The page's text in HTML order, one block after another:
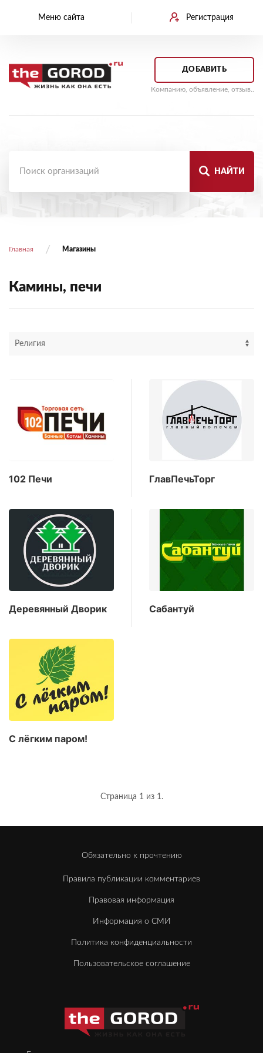
Меню сайта Регистрация
ДОБАВИТЬ
Компанию, объявление, отзыв..
НАЙТИ
Главная Магазины
Камины, печи
102 Печи ГлавПечьТорг
Деревянный Дворик Сабантуй
С лёгким паром!
Страница 1 из 1.
Обязательно к прочтению
Правила публикации комментариев
Правовая информация
Информация о СМИ
Политика конфиденциальности
Пользовательское соглашение